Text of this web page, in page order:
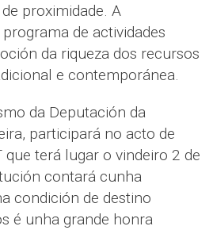
proximidade. A
de actividades
da riqueza dos recursos
e contemporánea.
da Deputación da
participará no acto de
que terá lugar o vindeiro 2 de
contará cunha
condición de destino
é unha grande honra